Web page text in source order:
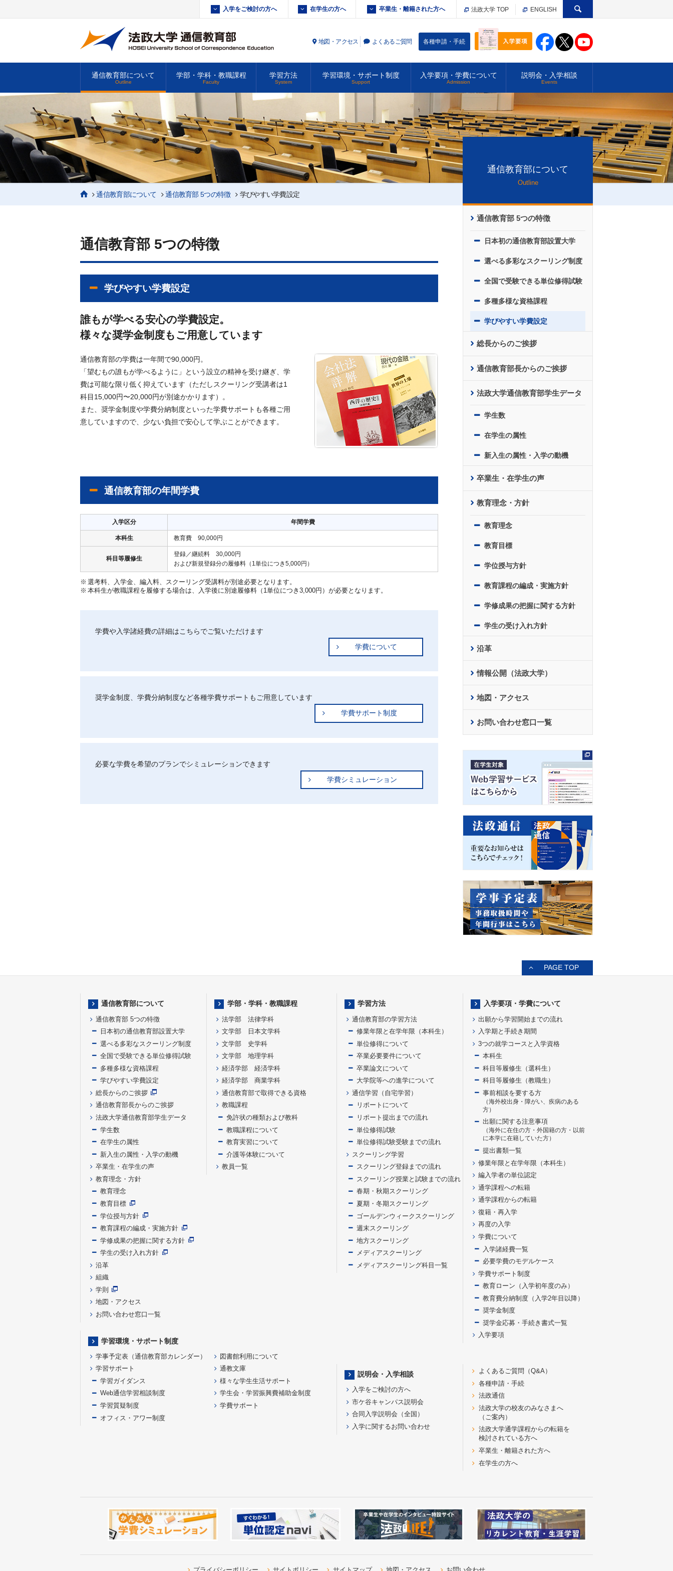
法政大学 TOP ENGLISH
入学をご検討の方へ 在学生の方へ 卒業生・離籍された方へ
地図・アクセス よくあるご質問 各種申請・手続
通信教育部について
Outline
学部・学科・教職課程
Faculty
学習方法
System
学習環境・サポート制度
Support
入学要項・学費について
Admission
説明会・入学相談
Events
通信教育部について
Outline
通信教育部について 通信教育部 5つの特徴 学びやすい学費設定
通信教育部 5つの特徴
学びやすい学費設定
誰もが学べる安心の学費設定。
様々な奨学金制度もご用意しています
通信教育部の学費は一年間で90,000円。
「望むもの誰もが学べるように」という設立の精神を受け継ぎ、学
費は可能な限り低く抑えています（ただしスクーリング受講者は1
科目15,000円〜20,000円が別途かかります）。
また、奨学金制度や学費分納制度といった学費サポートも各種ご用
意していますので、少ない負担で安心して学ぶことができます。
通信教育部の年間学費
入学区分 年間学費
本科生 教育費 90,000円
科目等履修生
登録／継続料 30,000円
および新規登録分の履修料（1単位につき5,000円）
※ 選考料、入学金、編入料、スクーリング受講料が別途必要となります。
※ 本科生が教職課程を履修する場合は、入学後に別途履修料（1単位につき3,000円）が必要となります。
学費や入学諸経費の詳細はこちらでご覧いただけます
学費について
奨学金制度、学費分納制度など各種学費サポートもご用意しています
学費サポート制度
必要な学費を希望のプランでシミュレーションできます
学費シミュレーション
通信教育部 5つの特徴
日本初の通信教育部設置大学
選べる多彩なスクーリング制度
全国で受験できる単位修得試験
多種多様な資格課程
学びやすい学費設定
総長からのご挨拶
通信教育部長からのご挨拶
法政大学通信教育部学生データ
学生数
在学生の属性
新入生の属性・入学の動機
卒業生・在学生の声
教育理念・方針
教育理念
教育目標
学位授与方針
教育課程の編成・実施方針
学修成果の把握に関する方針
学生の受け入れ方針
沿革
情報公開（法政大学）
地図・アクセス
お問い合わせ窓口一覧
PAGE TOP
通信教育部について
通信教育部 5つの特徴
日本初の通信教育部設置大学
選べる多彩なスクーリング制度
全国で受験できる単位修得試験
多種多様な資格課程
学びやすい学費設定
総長からのご挨拶
通信教育部長からのご挨拶
法政大学通信教育部学生データ
学生数
在学生の属性
新入生の属性・入学の動機
卒業生・在学生の声
教育理念・方針
教育理念
教育目標
学位授与方針
教育課程の編成・実施方針
学修成果の把握に関する方針
学生の受け入れ方針
沿革
組織
学則
地図・アクセス
お問い合わせ窓口一覧
学部・学科・教職課程
法学部 法律学科
文学部 日本文学科
文学部 史学科
文学部 地理学科
経済学部 経済学科
経済学部 商業学科
通信教育部で取得できる資格
教職課程
免許状の種類および教科
教職課程について
教育実習について
介護等体験について
教員一覧
学習環境・サポート制度
学事予定表（通信教育部カレンダー）
学習サポート
学習ガイダンス
Web通信学習相談制度
学習質疑制度
オフィス・アワー制度
図書館利用について
通教文庫
様々な学生生活サポート
学生会・学習振興費補助金制度
学費サポート
学習方法
通信教育部の学習方法
修業年限と在学年限（本科生）
単位修得について
卒業必要要件について
卒業論文について
大学院等への進学について
通信学習（自宅学習）
リポートについて
リポート提出までの流れ
単位修得試験
単位修得試験受験までの流れ
スクーリング学習
スクーリング登録までの流れ
スクーリング授業と試験までの流れ
春期・秋期スクーリング
夏期・冬期スクーリング
ゴールデンウィークスクーリング
週末スクーリング
地方スクーリング
メディアスクーリング
メディアスクーリング科目一覧
入学要項・学費について
出願から学習開始までの流れ
入学期と手続き期間
3つの就学コースと入学資格
本科生
科目等履修生（選科生）
科目等履修生（教職生）
事前相談を要する方
（海外校出身・障がい、疾病のある
方）
出願に関する注意事項
（海外に在住の方・外国籍の方・以前
に本学に在籍していた方）
提出書類一覧
修業年限と在学年限（本科生）
編入学者の単位認定
通学課程への転籍
通学課程からの転籍
復籍・再入学
再度の入学
学費について
入学諸経費一覧
必要学費のモデルケース
学費サポート制度
教育ローン（入学初年度のみ）
教育費分納制度（入学2年目以降）
奨学金制度
奨学金応募・手続き書式一覧
入学要項
説明会・入学相談
入学をご検討の方へ
市ケ谷キャンパス説明会
合同入学説明会（全国）
入学に関するお問い合わせ
よくあるご質問（Q&A）
各種申請・手続
法政通信
法政大学の校友のみなさまへ
（ご案内）
法政大学通学課程からの転籍を
検討されている方へ
卒業生・離籍された方へ
在学生の方へ